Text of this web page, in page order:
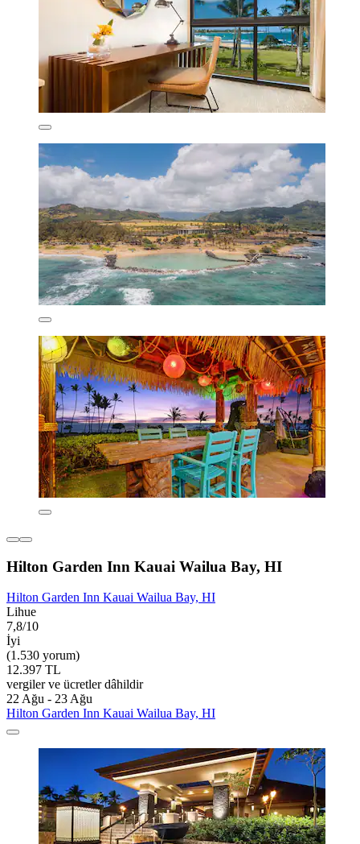
Hilton Garden Inn Kauai Wailua Bay, HI
Hilton Garden Inn Kauai Wailua Bay, HI
Lihue
7,8/10
İyi
(1.530 yorum)
12.397 TL
vergiler ve ücretler dâhildir
22 Ağu - 23 Ağu
Hilton Garden Inn Kauai Wailua Bay, HI